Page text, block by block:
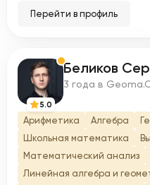
Перейти в профиль
Б
5.0
Беликов
3 года в
Арифметика Алгебра
Школьная математика
Математический анализ
Линейная алгебра и